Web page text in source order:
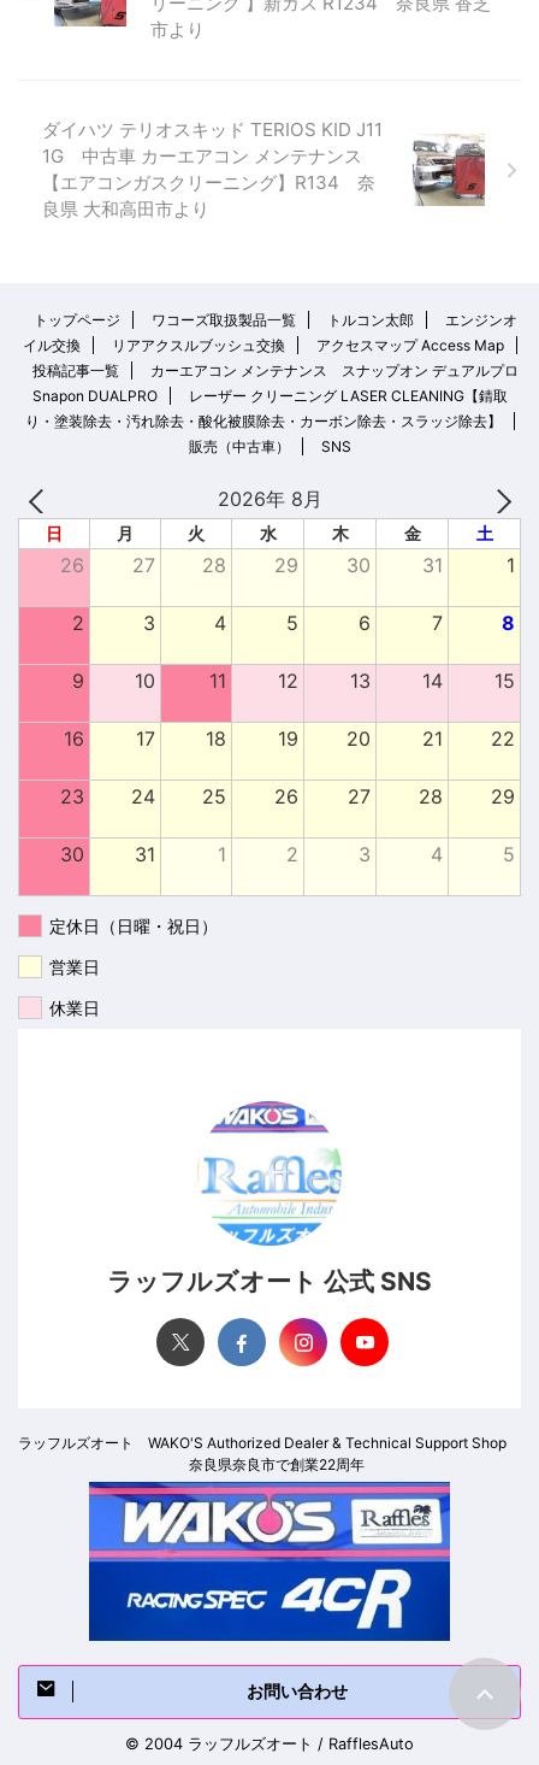
市より
ダイハツ テリオスキッド TERIOS KID J11
1G 中古車 カーエアコン メンテナンス
【エアコンガスクリーニング】R134 奈
良県 大和高田市より
トップページ ワコーズ取扱製品一覧 トルコン太郎
エンジンオ
イル交換
リアアクスルブッシュ交換
アクセスマップ Access Map
投稿記事一覧
カーエアコン メンテナンス スナップオン デュアルプロ
Snapon DUALPRO
レーザー クリーニング LASER CLEANING【錆取
り・塗装除去・汚れ除去・酸化被膜除去・カーボン除去・スラッジ除去】
販売（中古車）
SNS
2026年 8月
日 月 火 水 木 金 土
26 27 28 29 30 31 1
2 3 4 5 6 7 8
9 10 11 12 13 14 15
16 17 18 19 20 21 22
23 24 25 26 27 28 29
30 31 1 2 3 4 5
定休日（日曜・祝日）
営業日
休業日
ラッフルズオート 公式 SNS
ラッフルズオート WAKO'S Authorized Dealer & Technical Support Shop
奈良県奈良市で創業22周年
お問い合わせ
© 2004 ラッフルズオート / RafflesAuto